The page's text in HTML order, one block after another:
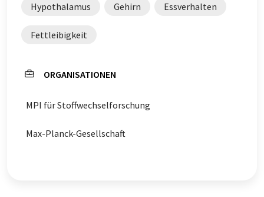
Hypothalamus Gehirn Essverhalten
Fettleibigkeit
ORGANISATIONEN
MPI für Stoffwechselforschung
Max-Planck-Gesellschaft